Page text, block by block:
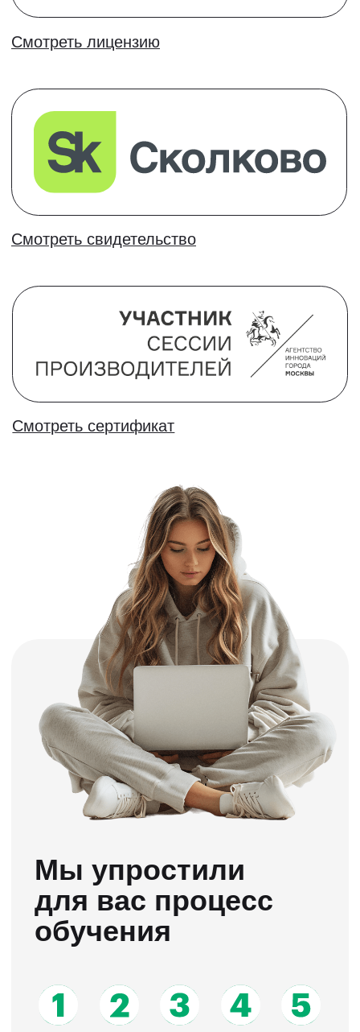
с другими учениками
Общение,
комьюнити и
честные отзывы
автошколы к бескомпромиссной сдаче
экзамена с первого раза, успешному
получению прав и первоклассному
управлению автомобилем.